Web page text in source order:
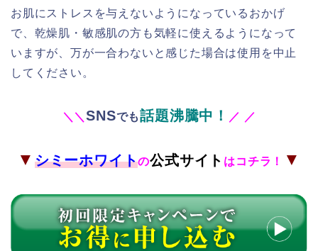
お肌にストレスを与えないようになっているおかげ
で 、乾燥肌・敏感肌の方も気軽に使えるようになって
いますが、万が一合わないと感じた場合は使用を中止
してください。
＼ ＼SNSでも話題沸騰中！ ／ ／
▼ シミーホワイトの公式サイト はコチラ！ ▼